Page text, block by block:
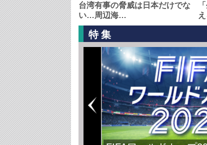
台湾有事の脅威は日本だけでな
い…周辺海…
特集